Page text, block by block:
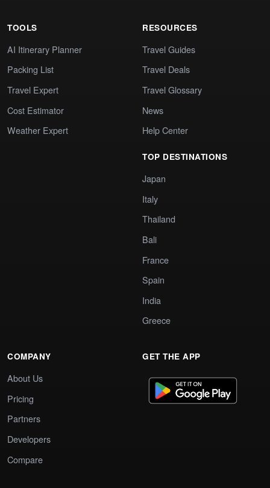
TOOLS
AI Itinerary Planner
Packing List
Travel Expert
Cost Estimator
Weather Expert
RESOURCES
Travel Guides
Travel Deals
Travel Glossary
News
Help Center
TOP DESTINATIONS
Japan
Italy
Thailand
Bali
France
Spain
India
Greece
COMPANY
About Us
Pricing
Partners
Developers
Compare
GET THE APP